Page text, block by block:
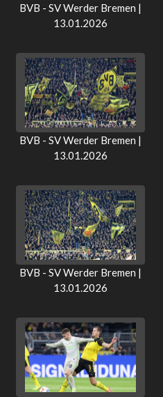
BVB - SV Werder Bremen |
13.01.2026
BVB - SV Werder Bremen |
13.01.2026
BVB - SV Werder Bremen |
13.01.2026